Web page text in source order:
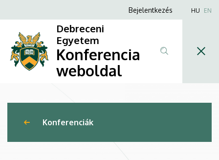
egészséges
életkezdet”
Gusztáv
a
tartalomra
Anonim
menüje
Bejelentkezés HU EN
Debreceni
Egyetem
Konferencia
weboldal
Konferenciák